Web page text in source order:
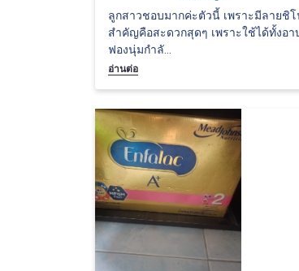
ลูกสาวชอบมากค่ะตัวนี้ เพราะมีลาย
สำคัญคือสะดวกสุดๆ เพราะใช้ได้ทั้งอ
ฟองนุ่มกำลั...
อ่านต่อ